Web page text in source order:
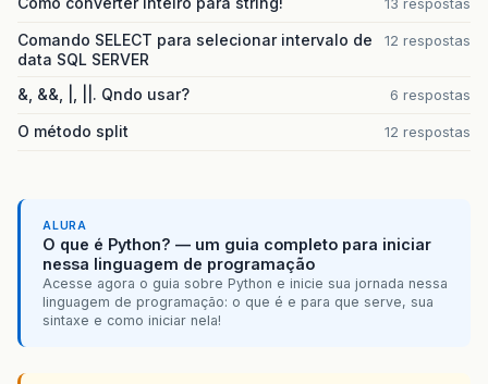
Comando SELECT para selecionar intervalo de
data SQL SERVER
12 respostas
&, &&, |, ||. Qndo usar? 6 respostas
O método split 12 respostas
ALURA
O que é Python? — um guia completo para iniciar
nessa linguagem de programação
Acesse agora o guia sobre Python e inicie sua jornada nessa
linguagem de programação: o que é e para que serve, sua
sintaxe e como iniciar nela!